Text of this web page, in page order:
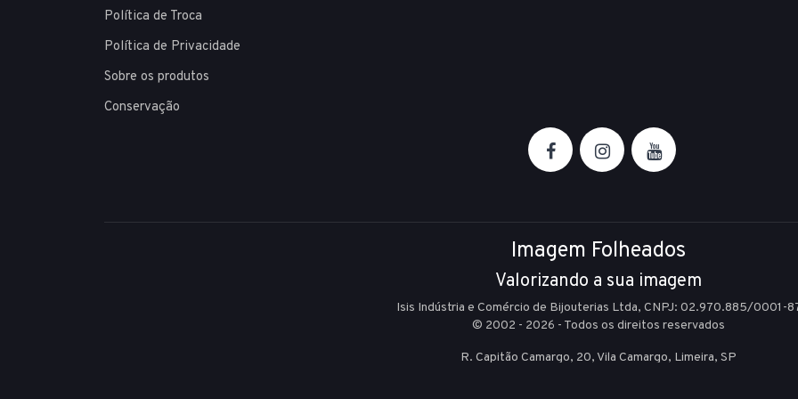
Política de Troca
Política de Privacidade
Sobre os produtos
Conservação
Imagem Folheados
Valorizando a sua imagem
Isis Indústria e Comércio de Bijouterias Ltda, CNPJ: 02.970.885/0001-
© 2002 - 2026 - Todos os direitos reservados
R. Capitão Camargo, 20, Vila Camargo, Limeira, SP